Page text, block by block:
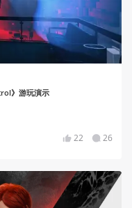
》游玩演示
22 26